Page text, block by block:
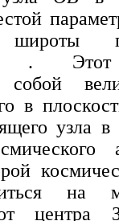
широты
.
собой
в
узла в
на
центра